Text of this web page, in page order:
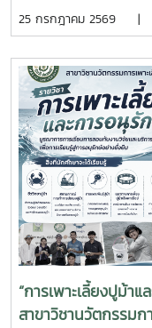
การและหน่วยงานภาคีเค
ความรู้จากห้องเรียนไ
ศึกษาเป็นส่วนสำคัญข
ผลิตบัณฑิตให้มีความพ
จะได้ฝึกทักษะการทำง
ปัญหาเฉพาะหน้า อดท
ร่วมกับผู้อื่นได้ และก
ทักษะวิชาชีพด้านการเ
ความต้องการของภาค
เกี่ยวข้อง
25 กรกฎาคม 2569
“การเพาะเลี้ยงปูม้า
สาขาวิชานวัตกรรมก